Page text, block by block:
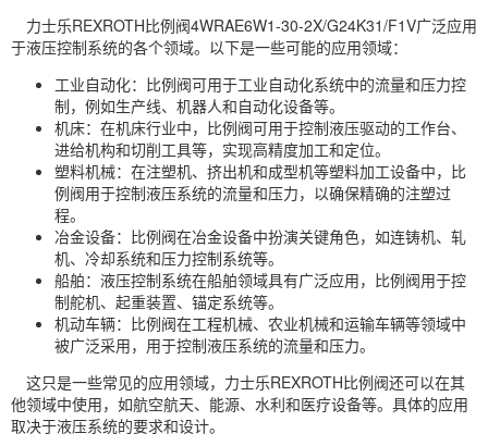
力士乐REXROTH比例阀4WRAE6W1-30-2X/G24K31/F1V广泛应用
于液压控制系统的各个领域。以下是一些可能的应用领域：
工业自动化：比例阀可用于工业自动化系统中的流量和压力控
制，例如生产线、机器人和自动化设备等。
机床：在机床行业中，比例阀可用于控制液压驱动的工作台、
进给机构和切削工具等，实现高精度加工和定位。
塑料机械：在注塑机、挤出机和成型机等塑料加工设备中，比
例阀用于控制液压系统的流量和压力，以确保精确的注塑过
程。
冶金设备：比例阀在冶金设备中扮演关键角色，如连铸机、轧
机、冷却系统和压力控制系统等。
船舶：液压控制系统在船舶领域具有广泛应用，比例阀用于控
制舵机、起重装置、锚定系统等。
机动车辆：比例阀在工程机械、农业机械和运输车辆等领域中
被广泛采用，用于控制液压系统的流量和压力。
这只是一些常见的应用领域，力士乐REXROTH比例阀还可以在其
他领域中使用，如航空航天、能源、水利和医疗设备等。具体的应用
取决于液压系统的要求和设计。